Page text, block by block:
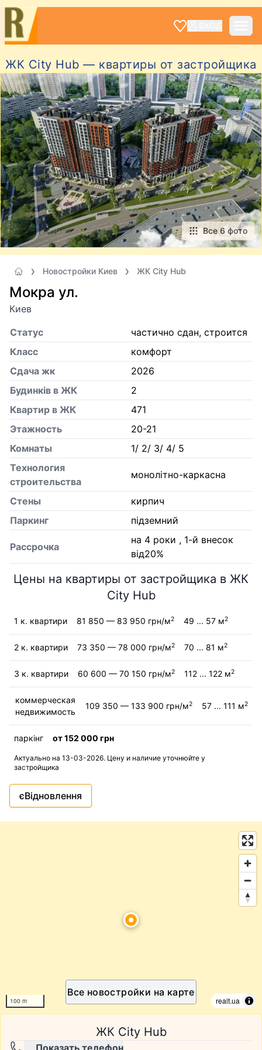
ЖК City Hub — квартиры от застройщика
Все 6 фото
Новостройки Киев ЖК City Hub
Мокра ул.
Киев
Статус
частично сдан, строится
Класс
комфорт
Сдача жк
2026
Будинків в ЖК
2
Квартир в ЖК
471
Этажность
20-21
Комнаты
1/ 2/ 3/ 4/ 5
Технология
строительства
монолітно-каркасна
Стены
кирпич
Паркинг
підземний
Рассрочка
на 4 роки , 1-й внесок
від20%
Цены на квартиры от застройщика в ЖК
City Hub
1 к. квартири 81 850 — 83 950 грн/м2 49 ... 57 м2
2 к. квартири 73 350 — 78 000 грн/м2 70 ... 81 м2
3 к. квартири 60 600 — 70 150 грн/м2 112 ... 122 м2
коммерческая
недвижимость
109 350 — 133 900 грн/м2 57 ... 111 м2
паркінг от 152 000 грн
Актуально на 13-03-2026. Цену и наличие уточнюйте у
застройщика
єВідновлення
100 m realt.ua
Все новостройки на карте
ЖК City Hub